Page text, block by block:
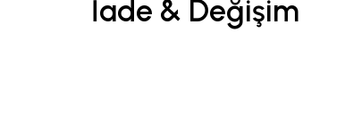
İade & Değişim